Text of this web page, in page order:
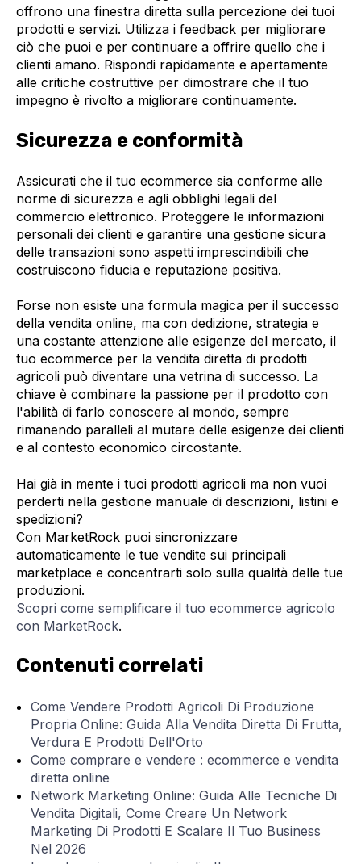
offrono una finestra diretta sulla percezione dei tuoi
prodotti e servizi. Utilizza i feedback per migliorare
ciò che puoi e per continuare a offrire quello che i
clienti amano. Rispondi rapidamente e apertamente
alle critiche costruttive per dimostrare che il tuo
impegno è rivolto a migliorare continuamente.
Sicurezza e conformità
Assicurati che il tuo ecommerce sia conforme alle
norme di sicurezza e agli obblighi legali del
commercio elettronico. Proteggere le informazioni
personali dei clienti e garantire una gestione sicura
delle transazioni sono aspetti imprescindibili che
costruiscono fiducia e reputazione positiva.
Forse non esiste una formula magica per il successo
della vendita online, ma con dedizione, strategia e
una costante attenzione alle esigenze del mercato, il
tuo ecommerce per la vendita diretta di prodotti
agricoli può diventare una vetrina di successo. La
chiave è combinare la passione per il prodotto con
l'abilità di farlo conoscere al mondo, sempre
rimanendo paralleli al mutare delle esigenze dei clienti
e al contesto economico circostante.
Hai già in mente i tuoi prodotti agricoli ma non vuoi
perderti nella gestione manuale di descrizioni, listini e
spedizioni?
Con MarketRock puoi sincronizzare
automaticamente le tue vendite sui principali
marketplace e concentrarti solo sulla qualità delle tue
produzioni.
Scopri come semplificare il tuo ecommerce agricolo
con MarketRock.
Contenuti correlati
Come Vendere Prodotti Agricoli Di Produzione
Propria Online: Guida Alla Vendita Diretta Di Frutta,
Verdura E Prodotti Dell'Orto
Come comprare e vendere : ecommerce e vendita
diretta online
Network Marketing Online: Guida Alle Tecniche Di
Vendita Digitali, Come Creare Un Network
Marketing Di Prodotti E Scalare Il Tuo Business
Nel 2026